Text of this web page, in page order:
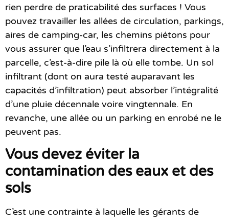
rien perdre de praticabilité des surfaces ! Vous
pouvez travailler les allées de circulation, parkings,
aires de camping-car, les chemins piétons pour
vous assurer que l’eau s’infiltrera directement à la
parcelle, c’est-à-dire pile là où elle tombe. Un sol
infiltrant (dont on aura testé auparavant les
capacités d’infiltration) peut absorber l’intégralité
d’une pluie décennale voire vingtennale. En
revanche, une allée ou un parking en enrobé ne le
peuvent pas.
Vous devez éviter la
contamination des eaux et des
sols
C’est une contrainte à laquelle les gérants de